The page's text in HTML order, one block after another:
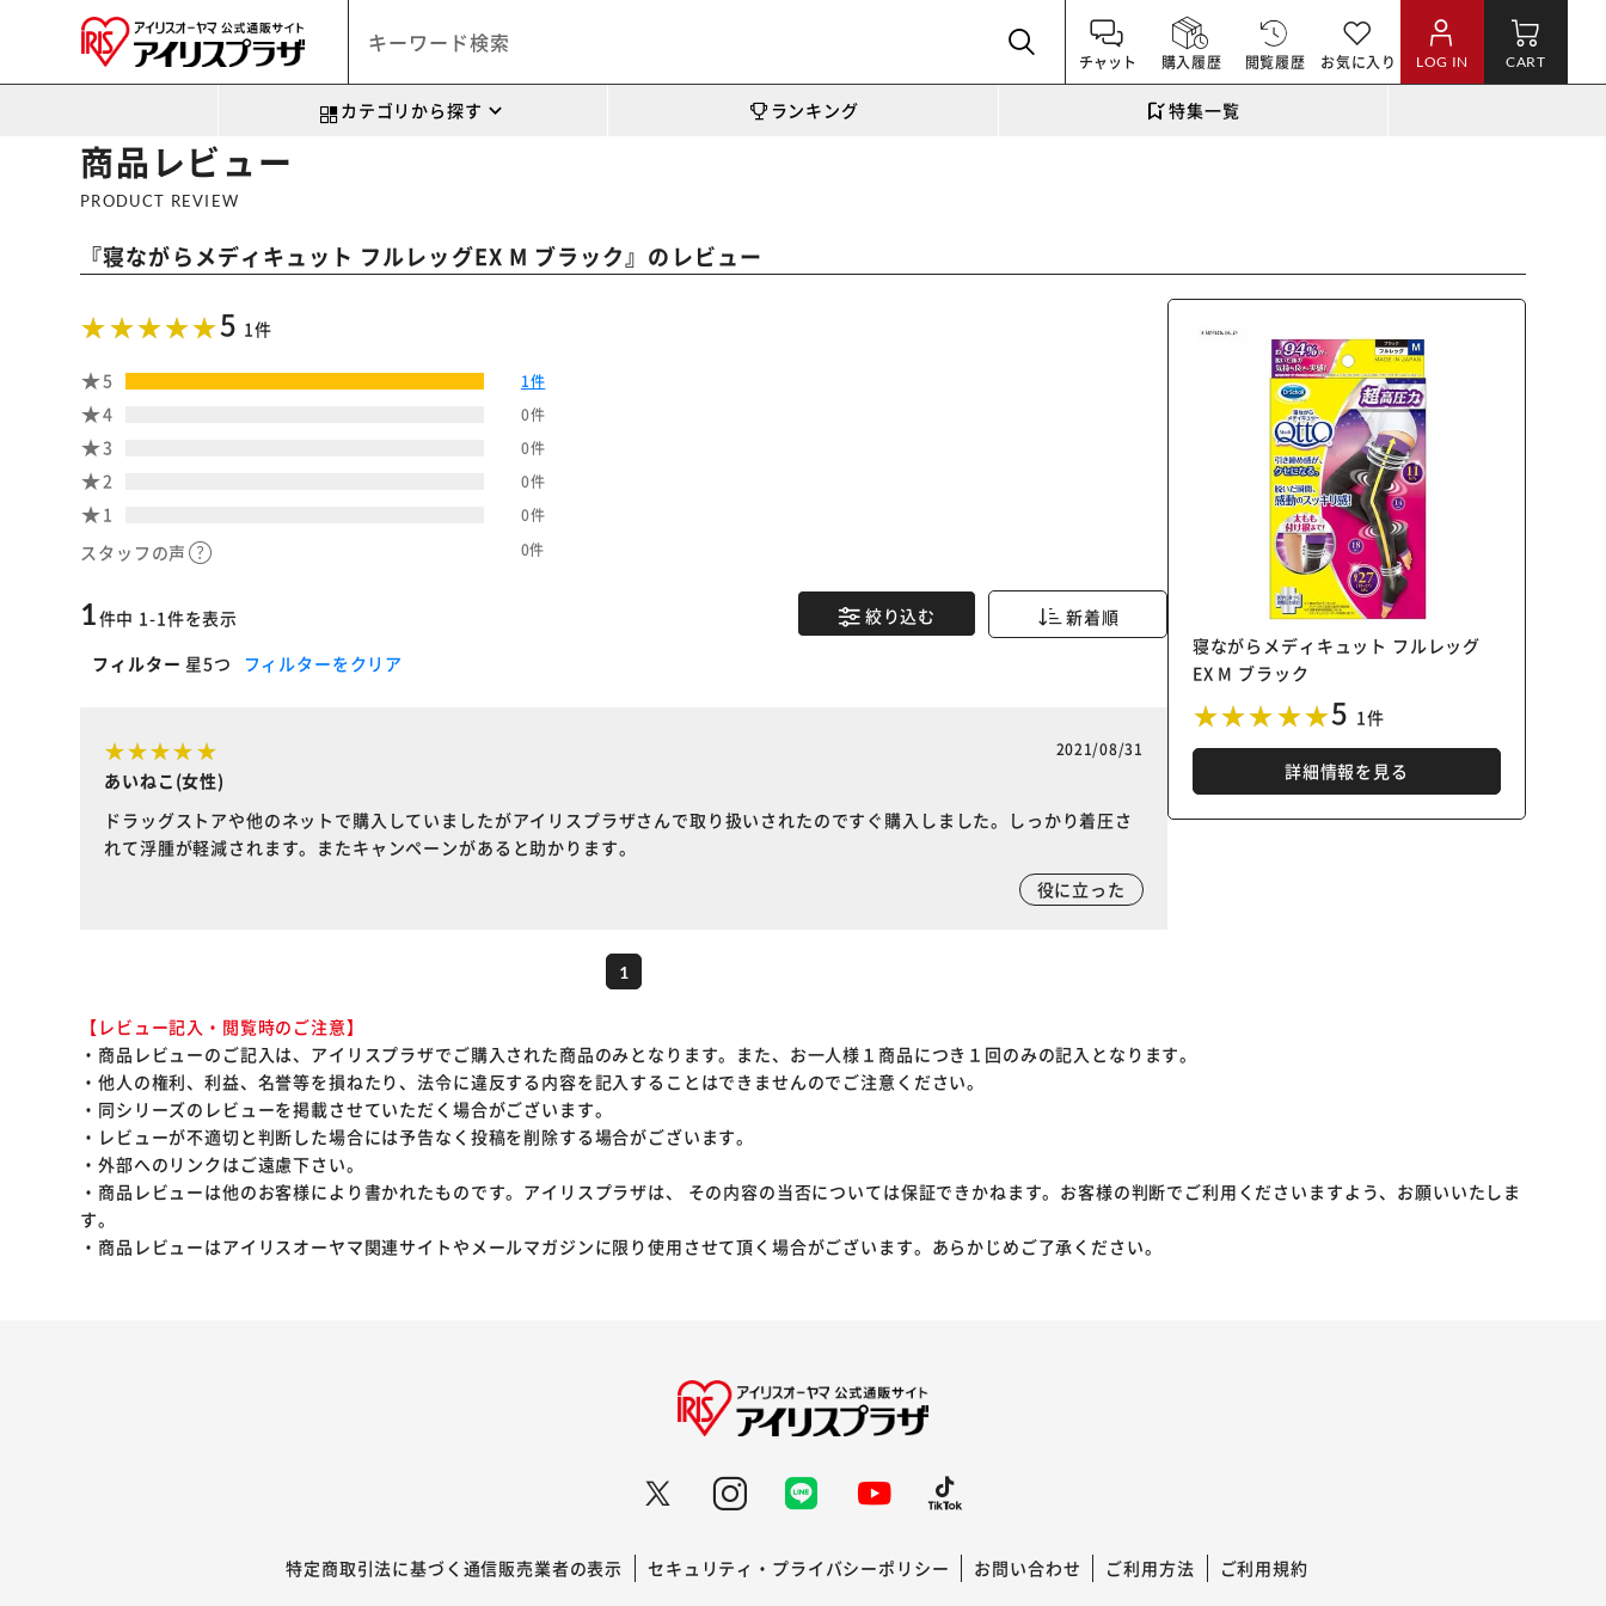
チャット 購入履歴 閲覧履歴 お気に入り LOG IN CART
カテゴリから探す ランキング 特集一覧
商品レビュー
PRODUCT REVIEW
『寝ながらメディキュット フルレッグEX M ブラック』のレビュー
寝ながらメディキュット フルレッグ
EX M ブラック
5 1件
詳細情報を見る
5 1件
5 1件
4 0件
3 0件
2 0件
1 0件
スタッフの声 0件
絞り込む 新着順
1件中 1-1件を表示
フィルター 星5つ フィルターをクリア
2021/08/31
あいねこ(女性)
ドラッグストアや他のネットで購入していましたがアイリスプラザさんで取り扱いされたのですぐ購入しました。しっかり着圧さ
れて浮腫が軽減されます。またキャンペーンがあると助かります。
役に立った
1
【レビュー記入・閲覧時のご注意】
・商品レビューのご記入は、アイリスプラザでご購入された商品のみとなります。また、お一人様１商品につき１回のみの記入となります。
・他人の権利、利益、名誉等を損ねたり、法令に違反する内容を記入することはできませんのでご注意ください。
・同シリーズのレビューを掲載させていただく場合がございます。
・レビューが不適切と判断した場合には予告なく投稿を削除する場合がございます。
・外部へのリンクはご遠慮下さい。
・商品レビューは他のお客様により書かれたものです。アイリスプラザは、 その内容の当否については保証できかねます。お客様の判断でご利用くださいますよう、お願いいたしま
す。
・商品レビューはアイリスオーヤマ関連サイトやメールマガジンに限り使用させて頂く場合がございます。あらかじめご了承ください。
特定商取引法に基づく通信販売業者の表示 セキュリティ・プライバシーポリシー お問い合わせ ご利用方法 ご利用規約